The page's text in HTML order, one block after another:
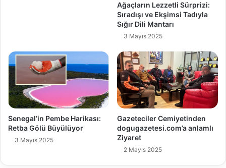
Ağaçların Lezzetli Sürprizi:
Sıradışı ve Ekşimsi Tadıyla
Sığır Dili Mantarı
3 Mayıs 2025
Senegal’in Pembe Harikası:
Retba Gölü Büyülüyor
3 Mayıs 2025
Gazeteciler Cemiyetinden
dogugazetesi.com’a anlamlı
Ziyaret
2 Mayıs 2025